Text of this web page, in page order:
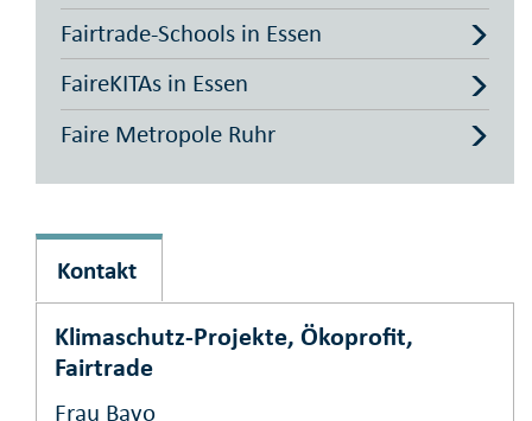
Fairtrade-Schools in Essen
FaireKITAs in Essen
Faire Metropole Ruhr
Kontakt
Klimaschutz-Projekte, Ökoprofit,
Fairtrade
Frau Bayo